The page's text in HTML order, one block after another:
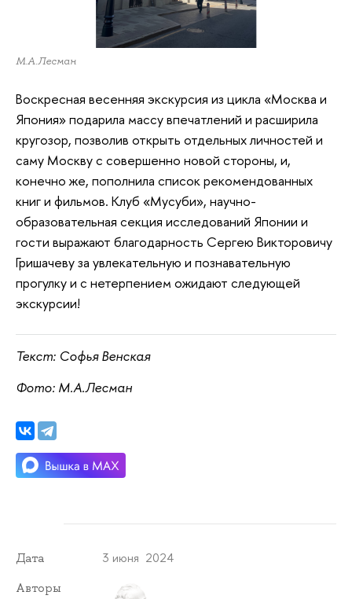
М.А.Лесман
Воскресная весенняя экскурсия из цикла «Москва и
Япония» подарила массу впечатлений и расширила
кругозор, позволив открыть отдельных личностей и
саму Москву с совершенно новой стороны, и,
конечно же, пополнила список рекомендованных
книг и фильмов. Клуб «Мусуби», научно-
образовательная секция исследований Японии и
гости выражают благодарность Сергею Викторовичу
Гришачеву за увлекательную и познавательную
прогулку и с нетерпением ожидают следующей
экскурсии!
Текст: Софья Венская
Фото: М.А.Лесман
Дата 3 июня 2024
Авторы